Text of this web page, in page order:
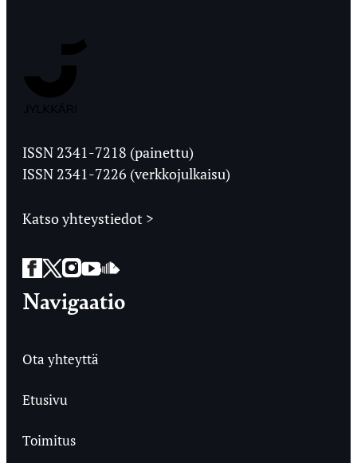
Ylioppilaslehti
ISSN 2341-7218 (painettu)
ISSN 2341-7226 (verkkojulkaisu)
Katso yhteystiedot >
Facebook
Twitter
Instagram
YouTube
SoundCloud
Navigaatio
Ota yhteyttä
Etusivu
Toimitus